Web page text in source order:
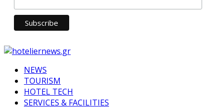
NEWS
TOURISM
HOTEL TECH
SERVICES & FACILITIES